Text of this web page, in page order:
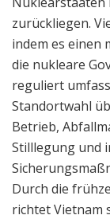
zurückliegen.
indem es einen
die nukleare
reguliert
Standortwahl
Betrieb,
Stilllegung und
Durch die
richtet Vietnam